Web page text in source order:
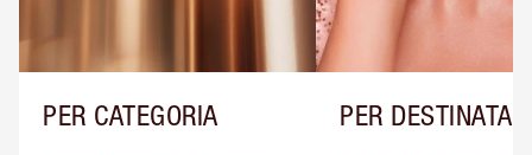
PER CATEGORIA PER